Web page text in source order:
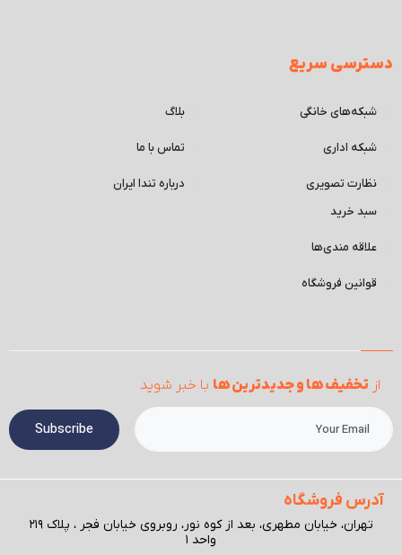
دسترسی سریع
شبکه‌های خانگی
شبکه اداری
نظارت تصویری
بلاگ
تماس با ما
درباره تندا ایران
سبد خرید
علاقه مندی‌ها
قوانین فروشگاه
از تخفیف ها و جدیدترین ها با خبر شوید
Subscribe
آدرس فروشگاه
تهران، خیابان مطهری، بعد از کوه نور، روبروی خیابان فجر ، پلاک ۲۱۹
واحد ۱